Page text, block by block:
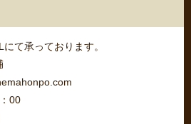
て承っております。
00